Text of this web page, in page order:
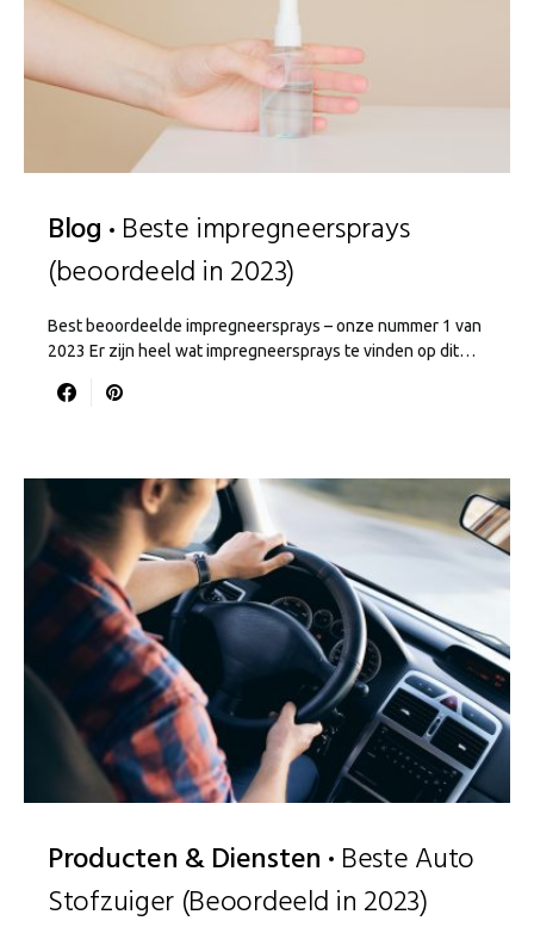
Blog Beste impregneersprays
(beoordeeld in 2023)
Best beoordeelde impregneersprays – onze nummer 1 van
2023 Er zijn heel wat impregneersprays te vinden op dit…
Producten & Diensten Beste Auto
Stofzuiger (Beoordeeld in 2023)